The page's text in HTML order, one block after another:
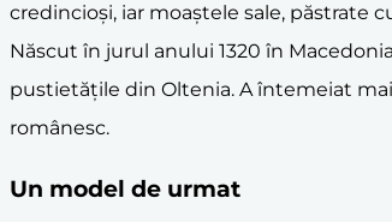
credincioși, iar moaștele sale, păstrate
Născut în jurul anului 1320 în
pustietățile din Oltenia. A întemeiat
românesc.
Un model de urmat